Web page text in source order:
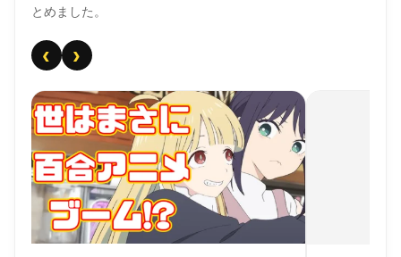
とめました。
‹ ›